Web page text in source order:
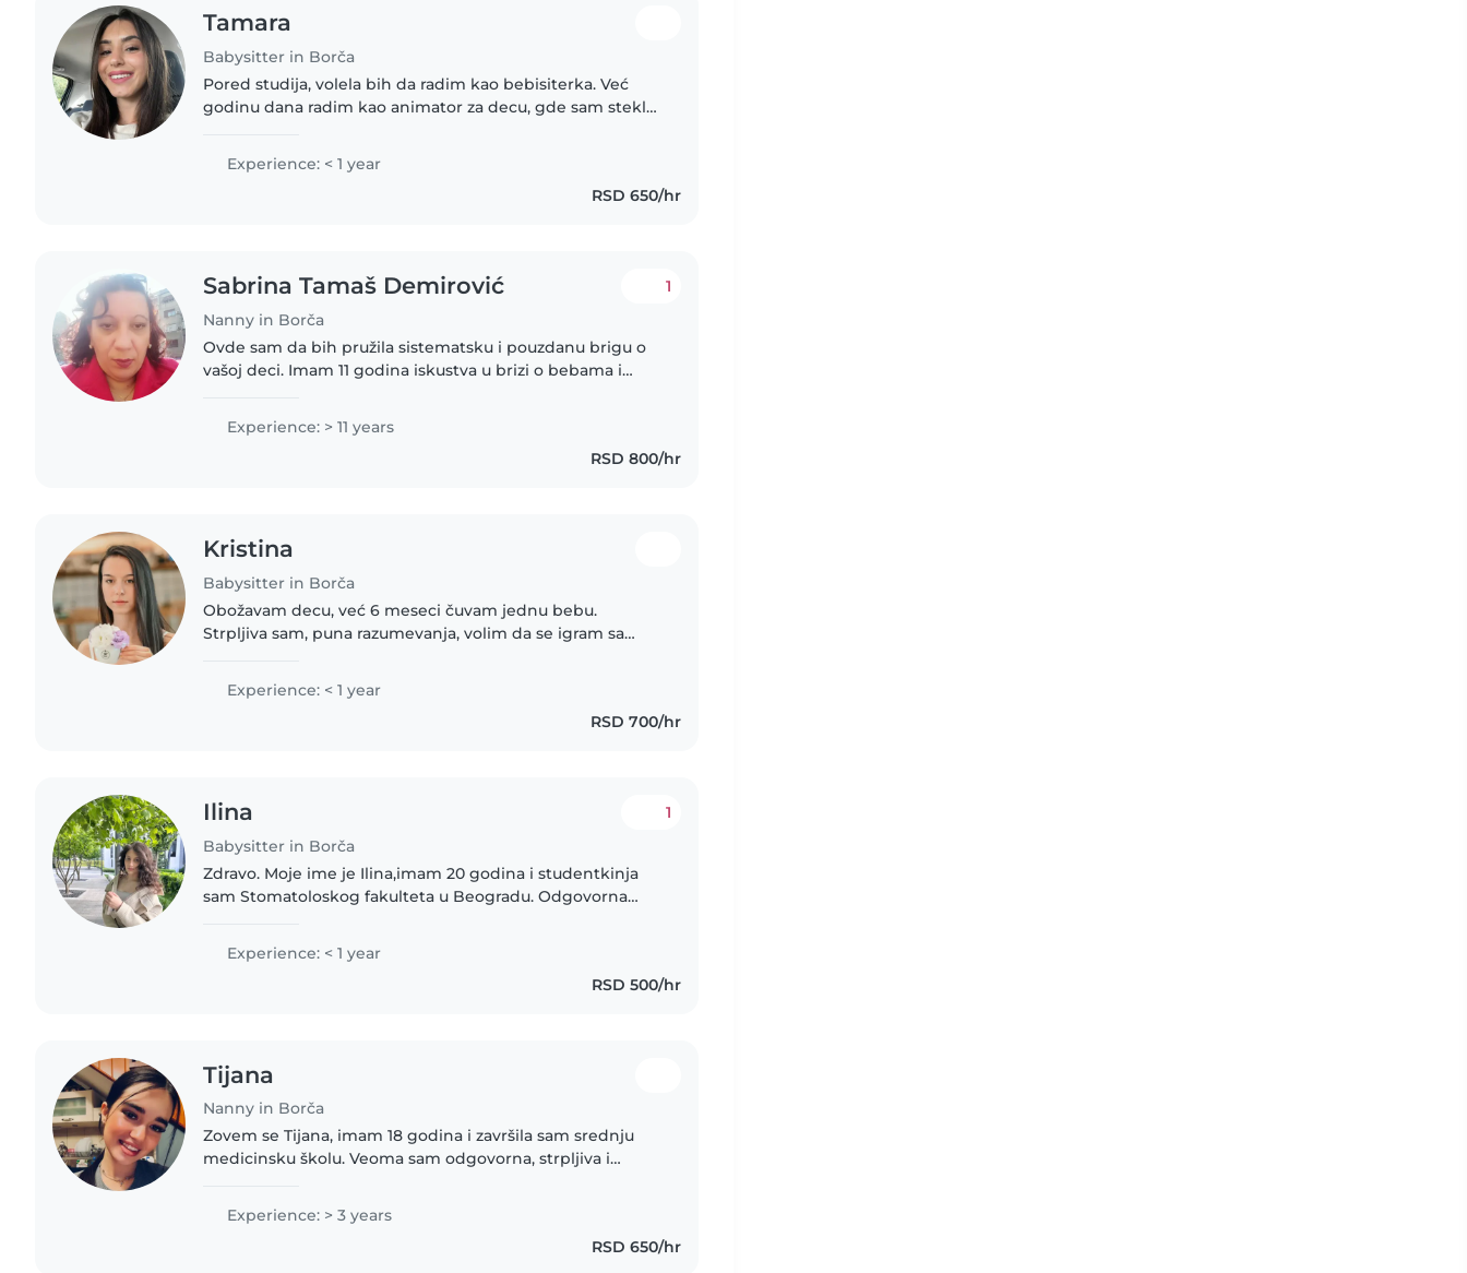
Tamara
Babysitter in Borča
Pored studija, volela bih da radim kao bebisiterka. Već
godinu dana radim kao animator za decu, gde sam stekla
karaktera. Strpljiva..
Experience: < 1 year
RSD 650/hr
Sabrina Tamaš Demirović
Nanny in Borča
1
Ovde sam da bih pružila sistematsku i pouzdanu brigu o
vašoj deci. Imam 11 godina iskustva u brizi o bebama i
vaspitač, pa sam upoznata..
Experience: > 11 years
RSD 800/hr
Kristina
Babysitter in Borča
Obožavam decu, već 6 meseci čuvam jednu bebu.
Strpljiva sam, puna razumevanja, volim da se igram sa
čuvanjem mališana od 1. godine,..
Experience: < 1 year
RSD 700/hr
Ilina
Babysitter in Borča
1
Zdravo. Moje ime je Ilina,imam 20 godina i studentkinja
sam Stomatoloskog fakulteta u Beogradu. Odgovorna
Experience: < 1 year
RSD 500/hr
Tijana
Nanny in Borča
Zovem se Tijana, imam 18 godina i završila sam srednju
medicinsku školu. Veoma sam odgovorna, strpljiva i
u čuvanju dece, od..
Experience: > 3 years
RSD 650/hr